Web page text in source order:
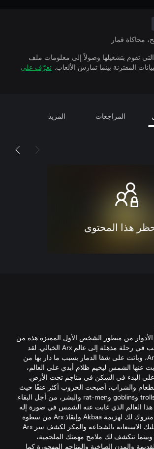
محاكاة قمار
التي تقوم بتشغيلها وصولاً إلى معلومات ملف
تعرّف على
المراجعات المزيد
هذا المحتوى
من منظور الشخص الأول المميزة هذه من
Arkane Studios اللاعب في رحلة مذهلة إلى عالم Arx الخيالي. لقد
مزقت الاضطرابات Arx، وباتت على شفا الدمار بسبب ما دار بها من
الشمس ليخيم ظلام أبدي على العالم،
على البدء في السكن في مناجم تحت الأرض.
والشراب، أصبحت الحروب أكثر عنفًا حيث
يكافح كل عرق، من trolls وgoblins وrat-men والبشر، من أجل البقاء.
العالم الذي غابت عنه الشمس في صورة إله
الدمار، Akbaa. الأمر متروك لك لهزيمة Akbaa وإنقاذ Arx من سطوة
حكم الإرهاب. يجب عليك الاستعانة بالشجاعة والمكر لكشف سر Arx
تتكشف لك ملامح مهمتك الملحمية،
والمدن الصاخبة والمناجم المهجورة كما